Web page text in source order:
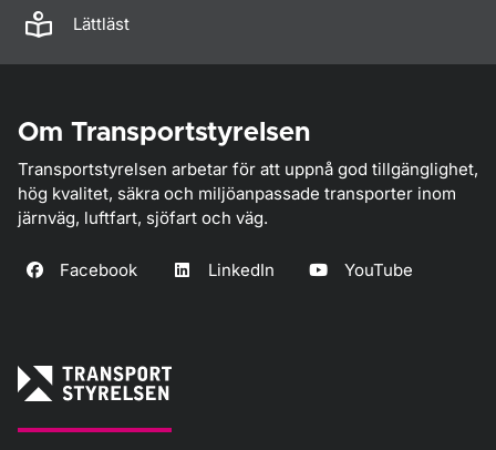
Lättläst
Om Transportstyrelsen
Transportstyrelsen arbetar för att uppnå god tillgänglighet,
hög kvalitet, säkra och miljöanpassade transporter inom
järnväg, luftfart, sjöfart och väg.
Facebook LinkedIn YouTube